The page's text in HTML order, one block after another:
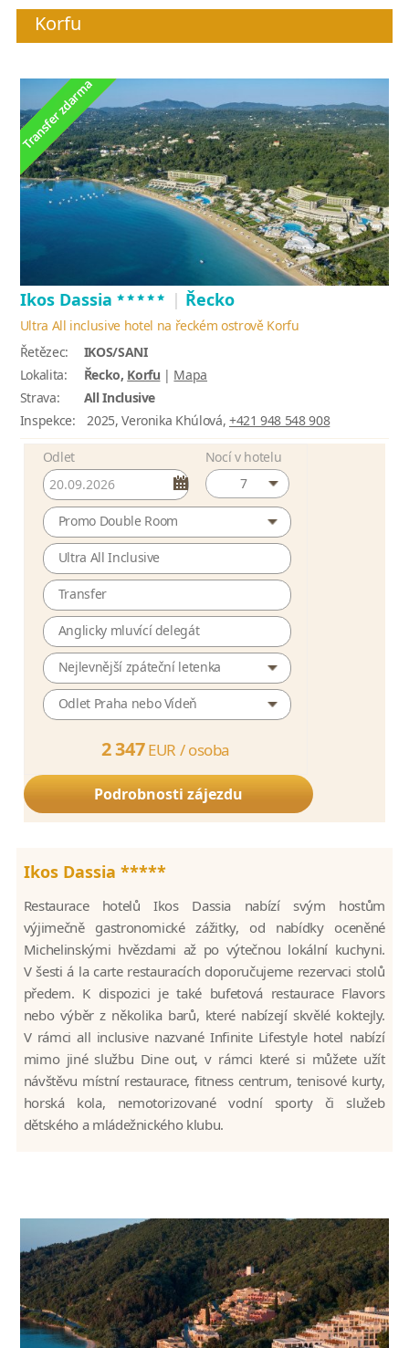
Korfu
Ikos Dassia ***** | Řecko
Ultra All inclusive hotel na řeckém ostrově Korfu
Řetězec:
IKOS/SANI
Lokalita:
Řecko, Korfu | Mapa
Strava:
All Inclusive
Inspekce:
2025, Veronika Khúlová, +421 948 548 908
Odlet
Nocí v hotelu
7
Promo Double Room
Ultra All Inclusive
Transfer
Anglicky mluvící delegát
Nejlevnější zpáteční letenka
Odlet Praha nebo Vídeň
2 347 EUR /osoba
Podrobnosti zájezdu
Ikos Dassia *****
Restaurace hotelů Ikos Dassia nabízí svým hostům
výjimečně gastronomické zážitky, od nabídky oceněné
Michelinskými hvězdami až po výtečnou lokální kuchyni.
V šesti á la carte restauracích doporučujeme rezervaci stolů
předem. K dispozici je také bufetová restaurace Flavors
nebo výběr z několika barů, které nabízejí skvělé koktejly.
V rámci all inclusive nazvané Infinite Lifestyle hotel nabízí
mimo jiné službu Dine out, v rámci které si můžete užít
návštěvu místní restaurace, fitness centrum, tenisové kurty,
horská kola, nemotorizované vodní sporty či služeb
dětského a mládežnického klubu.